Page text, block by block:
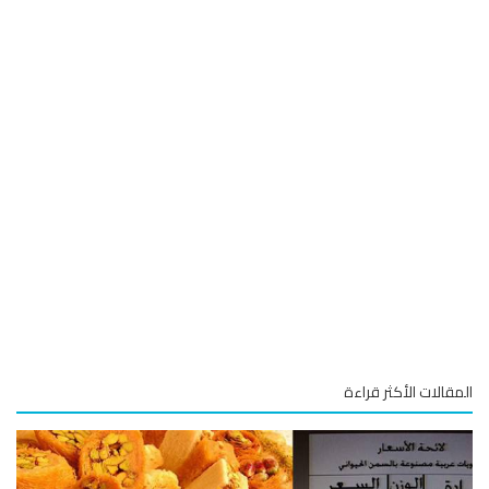
الأكثر قراءة